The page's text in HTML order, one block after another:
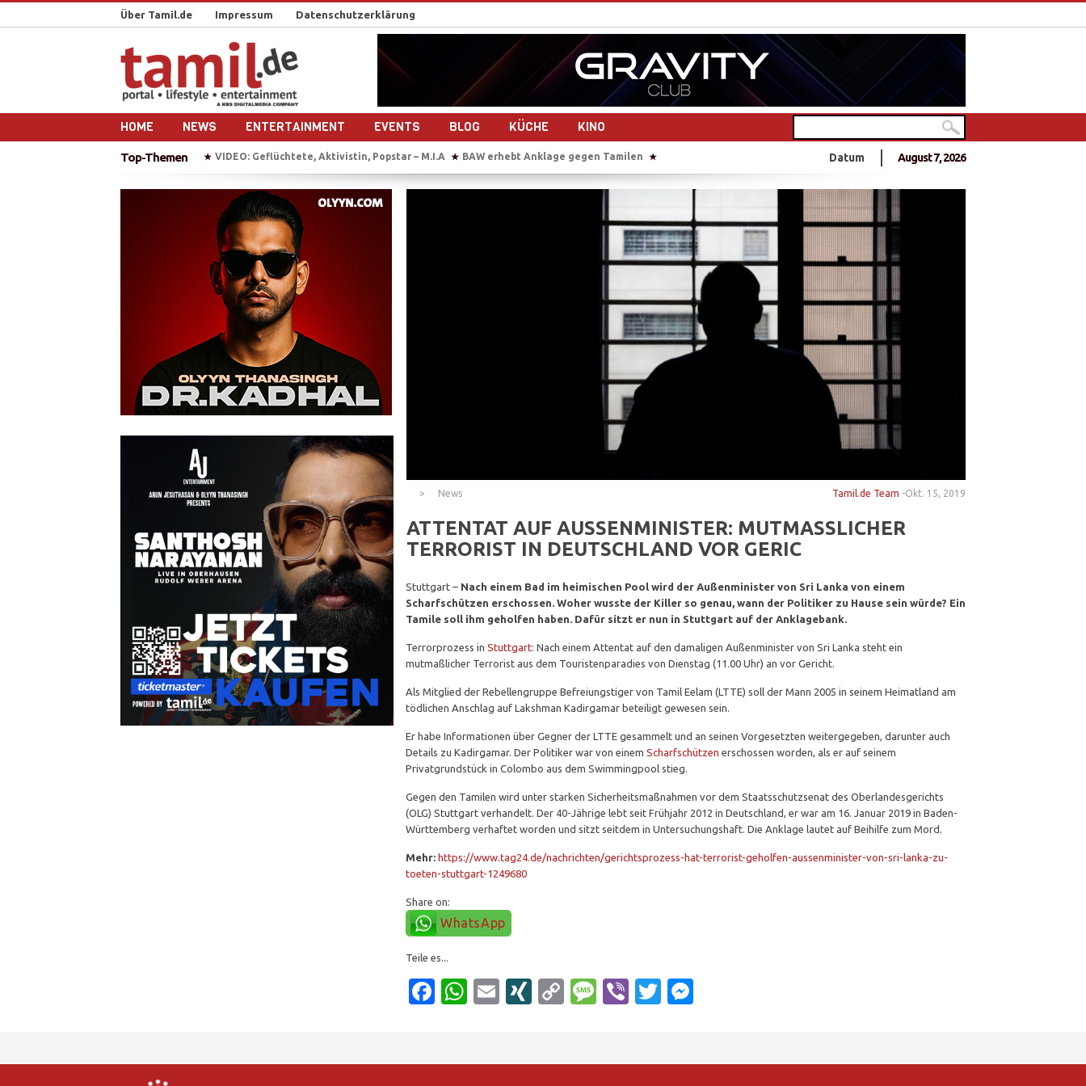
Über Tamil.de Impressum Datenschutzerklärung
HOME NEWS ENTERTAINMENT EVENTS BLOG KÜCHE KINO
Top-Themen
VIDEO: Geflüchtete, Aktivistin, Popstar – M.I.A ★ BAW erhebt Anklage gegen Tamilen ★ Sie übersetzt auch im Gebärsaal Tausende Tamilen feiern in Deutschlands größtem Hindu-Tempel
„Chellam“ – Vithya & Majoe drehen gemeinsam ein Musikvideo ★ Sri Lanka nach dem Bürgerkrieg – 10 Jahre Frieden?
★ Auf Bootstour mit einem ehemaligen Tamil Tiger ★ Reportage-Reihe: Sri Lanka nach dem Bürgerkrieg- 10 Jahre Frieden?
Plädoyer für die Freilassung der Studierendenvertreter der Universität Jaffna in Sri Lanka IS bekennt sich zu Anschlag an Sri Lankas Ostküste
Datum August 7, 2026
News Okt. 15, 2019
Tamil.de Team -
ATTENTAT AUF AUSSENMINISTER: MUTMASSLICHER
TERRORIST IN DEUTSCHLAND VOR GERIC
Stuttgart – Nach einem Bad im heimischen Pool wird der Außenminister von Sri Lanka von einem
Scharfschützen erschossen. Woher wusste der Killer so genau, wann der Politiker zu Hause sein würde? Ein
Tamile soll ihm geholfen haben. Dafür sitzt er nun in Stuttgart auf der Anklagebank.
Terrorprozess inStuttgart: Nach einem Attentat auf den damaligen Außenminister von Sri Lanka steht ein
mutmaßlicher Terrorist aus dem Touristenparadies von Dienstag (11.00 Uhr) an vor Gericht.
Als Mitglied der Rebellengruppe Befreiungstiger von Tamil Eelam (LTTE) soll der Mann 2005 in seinem Heimatland am
tödlichen Anschlag auf Lakshman Kadirgamar beteiligt gewesen sein.
Er habe Informationen über Gegner der LTTE gesammelt und an seinen Vorgesetzten weitergegeben, darunter auch
Details zu Kadirgamar. Der Politiker war von einemScharfschützen erschossen worden, als er auf seinem
Privatgrundstück in Colombo aus dem Swimmingpool stieg.
Gegen den Tamilen wird unter starken Sicherheitsmaßnahmen vor dem Staatsschutzsenat des Oberlandesgerichts
(OLG) Stuttgart verhandelt. Der 40-Jährige lebt seit Frühjahr 2012 in Deutschland, er war am 16. Januar 2019 in Baden-
Württemberg verhaftet worden und sitzt seitdem in Untersuchungshaft. Die Anklage lautet auf Beihilfe zum Mord.
Mehr: https://www.tag24.de/nachrichten/gerichtsprozess-hat-terrorist-geholfen-aussenminister-von-sri-lanka-zu-
toeten-stuttgart-1249680
Share on:
WhatsApp
Teile es...
Facebook
WhatsApp
EmailXINGCopyMessage
ViberTwitter